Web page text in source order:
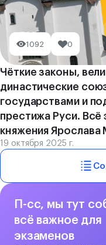
1092 0
Чёткие законы,
династические
государствами и
престижа Руси. Всё
княжения Ярослава
19 октября 2025 г.
П-сс, мы тут
всё важное для
экзаменов